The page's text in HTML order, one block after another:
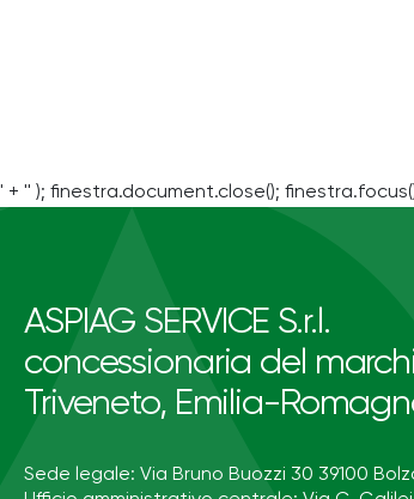
' + '' ); finestra.document.close();
ASPIAG SERVICE S.r.l.
concessionaria del
Triveneto, Emilia-
Sede legale: Via Bruno Buozzi 30 39100